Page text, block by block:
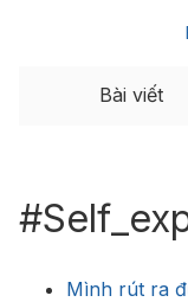
Bài viết
Mình rút ra